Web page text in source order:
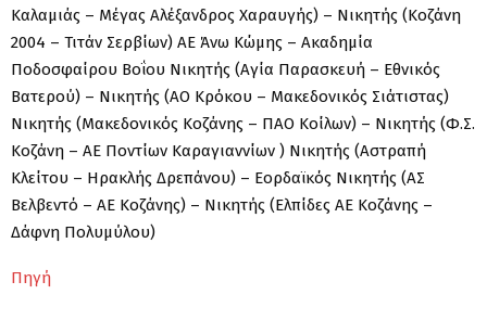
Καλαμιάς – Μέγας Αλέξανδρος Χαραυγής) – Νικητής (Κοζάνη
2004 – Τιτάν Σερβίων) ΑΕ Άνω Κώμης – Ακαδημία
Ποδοσφαίρου Βοΐου Νικητής (Αγία Παρασκευή – Εθνικός
Βατερού) – Νικητής (ΑΟ Κρόκου – Μακεδονικός Σιάτιστας)
Νικητής (Μακεδονικός Κοζάνης – ΠΑΟ Κοίλων) – Νικητής (Φ.Σ.
Κοζάνη – ΑΕ Ποντίων Καραγιαννίων ) Νικητής (Αστραπή
Κλείτου – Ηρακλής Δρεπάνου) – Εορδαϊκός Νικητής (ΑΣ
Βελβεντό – ΑΕ Κοζάνης) – Νικητής (Ελπίδες ΑΕ Κοζάνης –
Δάφνη Πολυμύλου)
Πηγή